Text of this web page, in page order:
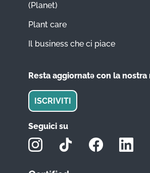
(Planet)
Plant care
Il business che ci piace
Resta aggiornatǝ con la
ISCRIVITI
Seguici su